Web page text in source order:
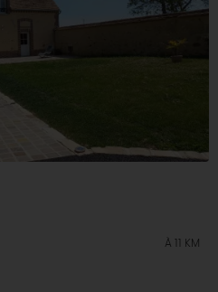
À 11 KM